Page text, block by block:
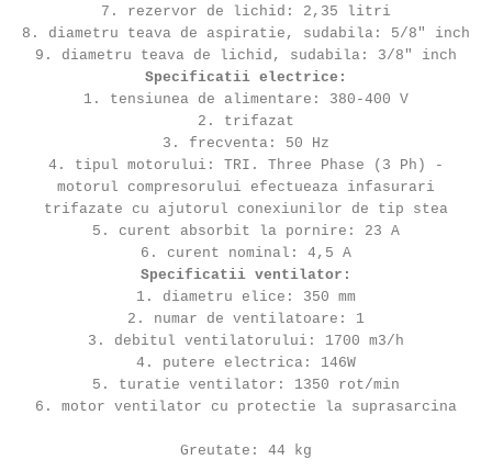
7. rezervor de lichid: 2,35 litri
8. diametru teava de aspiratie, sudabila: 5/8" inch
9. diametru teava de lichid, sudabila: 3/8" inch
Specificatii electrice:
1. tensiunea de alimentare: 380-400 V
2. trifazat
3. frecventa: 50 Hz
4. tipul motorului: TRI. Three Phase (3 Ph) -
motorul compresorului efectueaza infasurari
trifazate cu ajutorul conexiunilor de tip stea
5. curent absorbit la pornire: 23 A
6. curent nominal: 4,5 A
Specificatii ventilator:
1. diametru elice: 350 mm
2. numar de ventilatoare: 1
3. debitul ventilatorului: 1700 m3/h
4. putere electrica: 146W
5. turatie ventilator: 1350 rot/min
6. motor ventilator cu protectie la suprasarcina
Greutate: 44 kg